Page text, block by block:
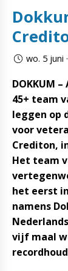
wo. 5 juni
DOKKUM
45+ team
leggen op
voor
Crediton,
Het team
het eerst
namens
vijf maal